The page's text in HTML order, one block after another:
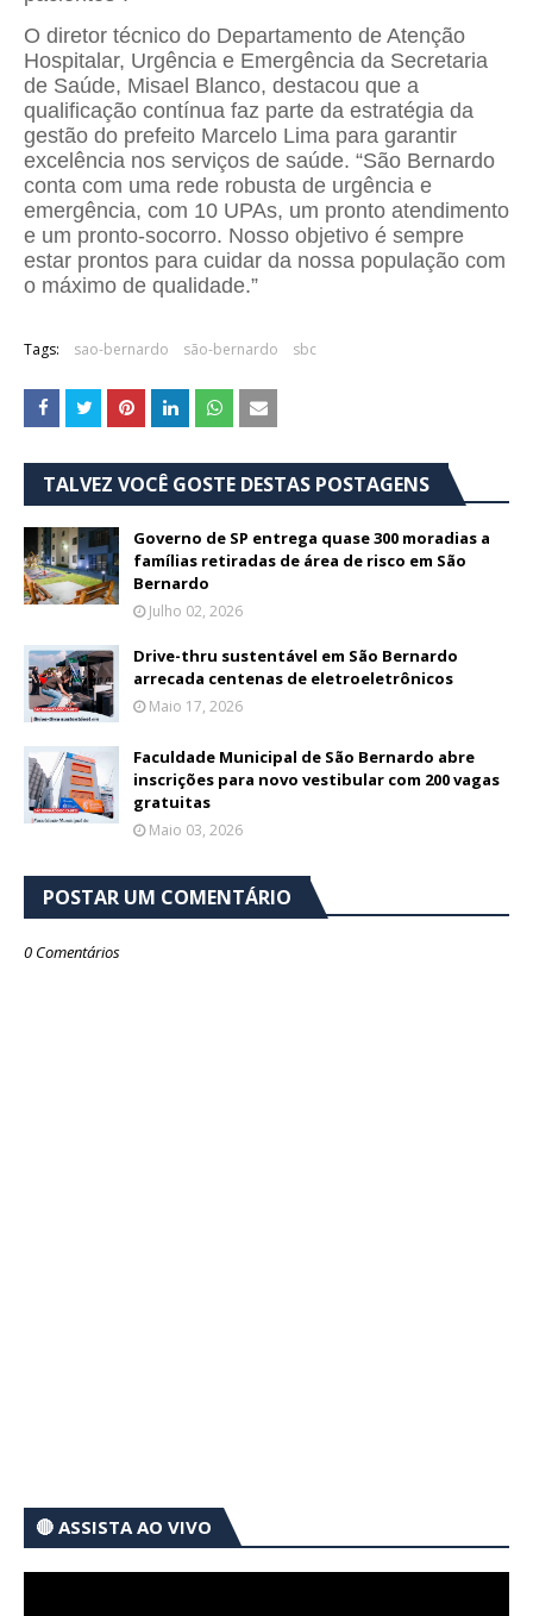
O diretor técnico do Departamento de Atenção
Hospitalar, Urgência e Emergência da Secretaria
de Saúde, Misael Blanco, destacou que a
qualificação contínua faz parte da estratégia da
gestão do prefeito Marcelo Lima para garantir
excelência nos serviços de saúde. “São Bernardo
conta com uma rede robusta de urgência e
emergência, com 10 UPAs, um pronto atendimento
e um pronto-socorro. Nosso objetivo é sempre
estar prontos para cuidar da nossa população com
o máximo de qualidade.”
Tags: sao-bernardo são-bernardo sbc
TALVEZ VOCÊ GOSTE DESTAS POSTAGENS
Governo de SP entrega quase 300 moradias a
famílias retiradas de área de risco em São
Bernardo
Julho 02, 2026
Drive-thru sustentável em São Bernardo
arrecada centenas de eletroeletrônicos
Maio 17, 2026
Faculdade Municipal de São Bernardo abre
inscrições para novo vestibular com 200 vagas
gratuitas
Maio 03, 2026
POSTAR UM COMENTÁRIO
0 Comentários
🔴 ASSISTA AO VIVO